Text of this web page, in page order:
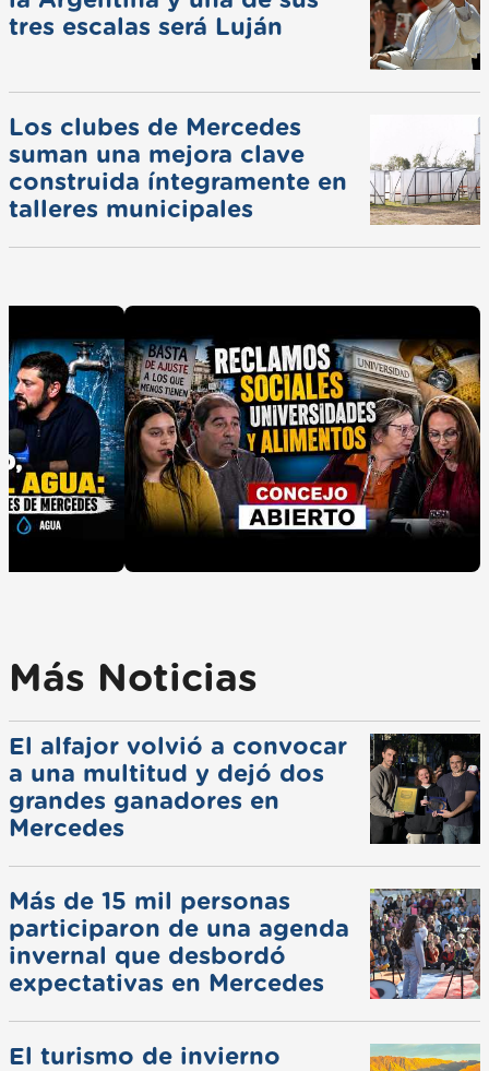
tres escalas será Luján
Los clubes de Mercedes
suman una mejora clave
construida íntegramente en
talleres municipales
Más Noticias
El alfajor volvió a convocar
a una multitud y dejó dos
grandes ganadores en
Mercedes
Más de 15 mil personas
participaron de una agenda
invernal que desbordó
expectativas en Mercedes
El turismo de invierno